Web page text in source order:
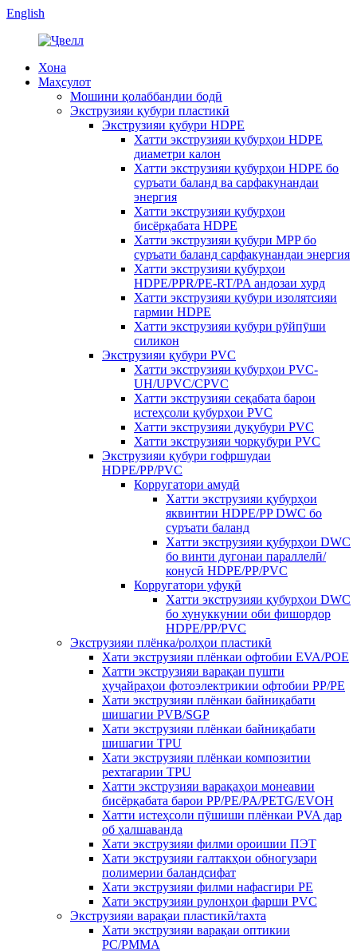
English
Хона
Маҳсулот
Мошини қолаббандии бодӣ
Экструзияи қубури пластикӣ
Экструзияи қубури HDPE
Хатти экструзияи қубурҳои HDPE
диаметри калон
Хатти экструзияи қубурҳои HDPE бо
суръати баланд ва сарфакунандаи
энергия
Хатти экструзияи қубурҳои
бисёрқабата HDPE
Хатти экструзияи қубури MPP бо
суръати баланд сарфакунандаи энергия
Хатти экструзияи қубурҳои
HDPE/PPR/PE-RT/PA андозаи хурд
Хатти экструзияи қубури изолятсияи
гармии HDPE
Хатти экструзияи қубури рӯйпӯши
силикон
Экструзияи қубури PVC
Хатти экструзияи қубурҳои PVC-
UH/UPVC/CPVC
Хатти экструзияи сеқабата барои
истеҳсоли қубурҳои PVC
Хатти экструзияи дуқубури PVC
Хатти экструзияи чорқубури PVC
Экструзияи қубури гофршудаи
HDPE/PP/PVC
Корругатори амудӣ
Хатти экструзияи қубурҳои
яквинтии HDPE/PP DWC бо
суръати баланд
Хатти экструзияи қубурҳои DWC
бо винти дугонаи параллелӣ/
конусӣ HDPE/PP/PVC
Корругатори уфуқӣ
Хатти экструзияи қубурҳои DWC
бо хунуккунии оби фишордор
HDPE/PP/PVC
Экструзияи плёнка/ролҳои пластикӣ
Хати экструзияи плёнкаи офтобии EVA/POE
Хатти экструзияи варақаи пушти
ҳуҷайраҳои фотоэлектрикии офтобии PP/PE
Хати экструзияи плёнкаи байниқабати
шишагии PVB/SGP
Хати экструзияи плёнкаи байниқабати
шишагии TPU
Хати экструзияи плёнкаи композитии
рехтагарии TPU
Хатти экструзияи варақаҳои монеавии
бисёрқабата барои PP/PE/PA/PETG/EVOH
Хатти истеҳсоли пӯшиши плёнкаи PVA дар
об ҳалшаванда
Хати экструзияи филми ороишии ПЭТ
Хати экструзияи ғалтакҳои обногузари
полимерии баландсифат
Хати экструзияи филми нафасгири PE
Хати экструзияи рулонҳои фарши PVC
Экструзияи варақаи пластикӣ/тахта
Хати экструзияи варақаи оптикии
PC/PMMA